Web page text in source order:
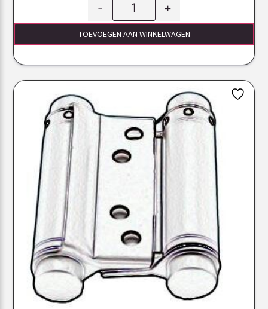
- +
TOEVOEGEN AAN WINKELWAGEN